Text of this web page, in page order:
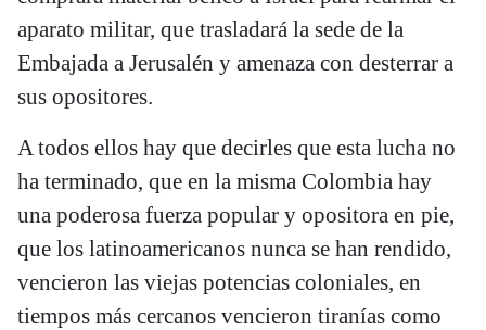
aparato militar, que trasladará la sede de la
Embajada a Jerusalén y amenaza con desterrar a
sus opositores.
A todos ellos hay que decirles que esta lucha no
ha terminado, que en la misma Colombia hay
una poderosa fuerza popular y opositora en pie,
que los latinoamericanos nunca se han rendido,
vencieron las viejas potencias coloniales, en
tiempos más cercanos vencieron tiranías como